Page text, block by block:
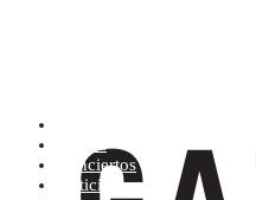
Tienda
Conciertos
Noticias